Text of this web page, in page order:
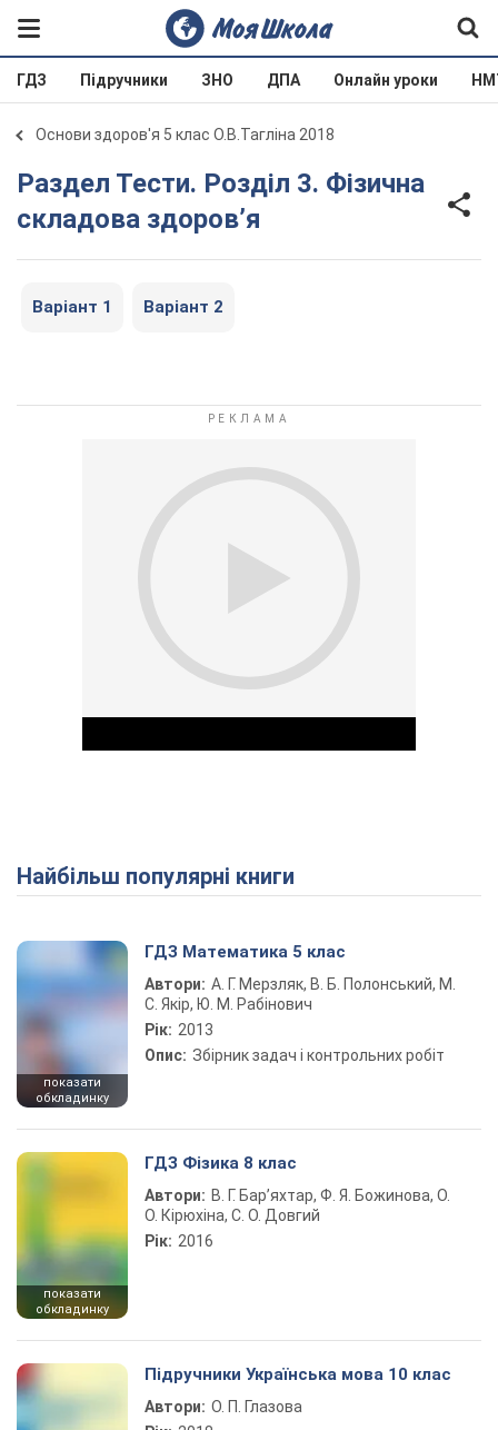
ГДЗ Підручники ЗНО ДПА Онлайн уроки
Основи здоров'я 5 клас О.В.Тагліна 2018
Раздел Тести. Розділ 3. Фізична
складова здоров’я
Варіант 1 Варіант 2
Play Video
Найбільш популярні книги
показати
обкладинку
ГДЗ Математика 5 клас
Автори: А. Г. Мерзляк, В. Б. Полонський, М.
С. Якір, Ю. М. Рабінович
Рік: 2013
Опис: Збірник задач і контрольних робіт
показати
обкладинку
ГДЗ Фізика 8 клас
Автори: В. Г. Бар’яхтар, Ф. Я. Божинова, О.
О. Кірюхіна, С. О. Довгий
Рік: 2016
Підручники Українська мова 10 клас
Автори: О. П. Глазова